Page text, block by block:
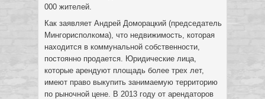
000 жителей.
Как заявляет Андрей Доморацкий (председатель
Мингорисполкома), что недвижимость, которая
находится в коммунальной собственности,
постоянно продается. Юридические лица,
которые арендуют площадь более трех лет,
имеют право выкупить занимаемую территорию
по рыночной цене. В 2013 году от арендаторов